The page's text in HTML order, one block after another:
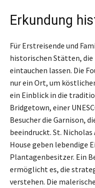
Erkundung
Für Erstreisende und
historischen Stätten,
eintauchen lassen. Die
nur ein Ort, um
ein Einblick in die
Bridgetown, einer
Besucher die Garnison,
beeindruckt. St.
House geben lebendige
Plantagenbesitzer. Ein
ermöglicht es, die
verstehen. Die